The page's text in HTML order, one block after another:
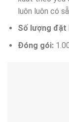
luôn luôn có
Số lượng đặt
Đóng gói: